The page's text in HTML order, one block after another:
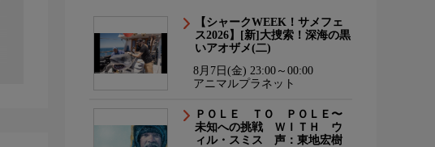
【シャークWEEK！サメフェ
ス2026】[新]大捜索！深海の黒
いアオザメ(二)
8月7日(金) 23:00～00:00
アニマルプラネット
ＰＯＬＥ ＴＯ ＰＯＬＥ〜
未知への挑戦 ＷＩＴＨ ウ
ィル・スミス 声：東地宏樹